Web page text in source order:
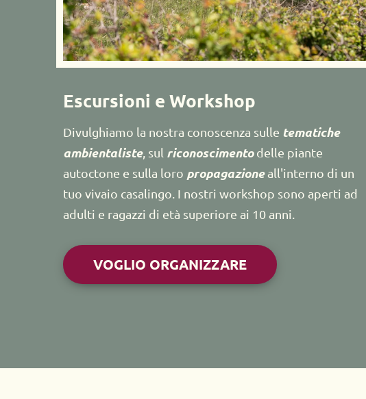
Escursioni e Workshop
Divulghiamo la nostra conoscenza sulle tematiche
ambientaliste, sul riconoscimento delle piante
autoctone e sulla loro propagazione all'interno di un
tuo vivaio casalingo. I nostri workshop sono aperti ad
adulti e ragazzi di età superiore ai 10 anni.
VOGLIO ORGANIZZARE